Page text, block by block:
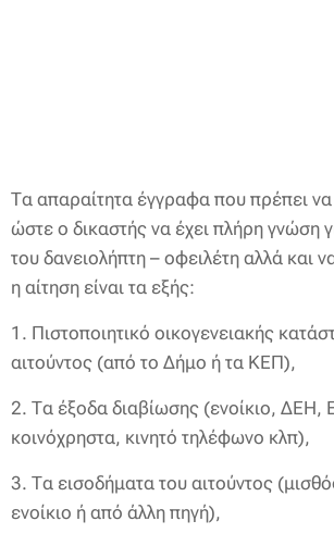
Τα απαραίτητα έγγραφα που πρέπει να
ώστε ο δικαστής να έχει πλήρη γνώση
του δανειολήπτη – οφειλέτη αλλά και
η αίτηση είναι τα εξής:
1. Πιστοποιητικό οικογενειακής
αιτούντος (από το Δήμο ή τα ΚΕΠ),
2. Τα έξοδα διαβίωσης (ενοίκιο,
κοινόχρηστα, κινητό τηλέφωνο κλπ),
3. Τα εισοδήματα του αιτούντος
ενοίκιο ή από άλλη πηγή),